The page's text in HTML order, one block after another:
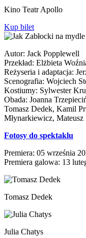
Kino Teatr Apollo
Kup bilet
Autor: Jack Popplewell
Przekład: Elżbieta
Reżyseria i adaptacja:
Scenografia: Wojciech
Kostiumy: Sylwester
Obada: Joanna
Tomasz Dedek, Kamil
Młynarkiewicz, Mateusz
Fotosy do spektaklu
Premiera: 05 września
Premiera galowa: 13
Tomasz Dedek
Julia Chatys